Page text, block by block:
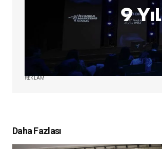
REKLAM
Daha Fazlası